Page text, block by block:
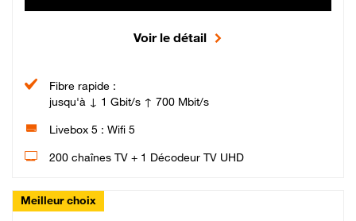
Voir le détail
Fibre rapide :
jusqu'à ↓ 1 Gbit/s ↑ 700 Mbit/s
Livebox 5 : Wifi 5
200 chaînes TV + 1 Décodeur TV UHD
Meilleur choix